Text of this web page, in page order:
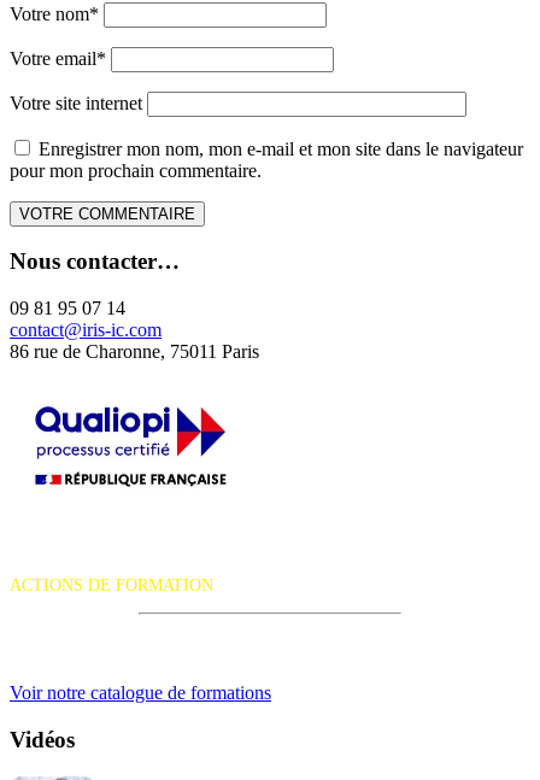
Votre nom*
Votre email*
Votre site internet
Enregistrer mon nom, mon e-mail et mon site dans le navigateur
pour mon prochain commentaire.
Nous contacter…
09 81 95 07 14
contact@iris-ic.com
86 rue de Charonne, 75011 Paris
ACTIONS DE FORMATION
Voir notre catalogue de formations
Vidéos